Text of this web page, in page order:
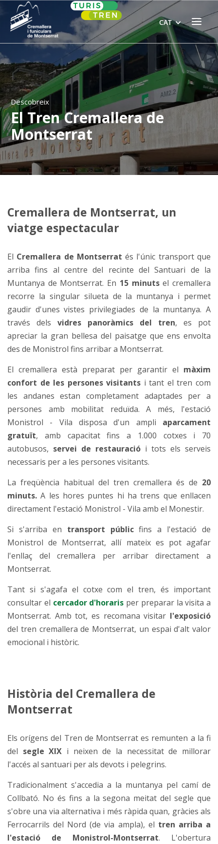
content
Home
Menu
CAT
Descobreix
El Tren Cremallera de
Montserrat
Cremallera de Montserrat, un
viatge espectacular
El Cremallera de Montserrat és l'únic transport que
arriba fins al centre del recinte del Santuari de la
Muntanya de Montserrat. En 15 minutsel cremallera
recorre la singular silueta de la muntanya i permet
gaudir d'unes vistes privilegiades de la muntanya. A
través dels vidres panoràmics del tren, es pot
apreciar la gran bellesa del paisatge que ens envolta
des de Monistrol fins arribar a Montserrat.
El cremallera està preparat per garantir el màxim
confort de les persones visitants i tant el tren com
les andanes estan completament adaptades per a
persones amb mobilitat reduïda. A més, l'estació
Monistrol - Vila disposa d'un ampli aparcament
gratuït, amb capacitat fins a 1.000 cotxes i 70
autobusos, servei de restauració i tots els serveis
necessaris per a les persones visitants.
La freqüència habitual del tren cremallera és de 20
minuts. A les hores puntes hi ha trens que enllacen
directament l'estació Monistrol - Vila amb el Monestir.
Si s'arriba en transport públicfins a l'estació de
Monistrol de Montserrat, allí mateix es pot agafar
l'enllaç del cremallera per arribar directament a
Montserrat.
Tant si s'agafa el cotxe com el tren, és important
consultar el cercador d'horaris per preparar la visita a
Montserrat. Amb tot, es recomana visitar l'exposició
del tren cremallera de Montserrat, un espai d'alt valor
emocional i històric.
Història del Cremallera de
Montserrat
Els orígens del Tren de Montserrat es remunten a la fi
del segle XIX i neixen de la necessitat de millorar
l'accés al santuari per als devots i pelegrins.
Tradicionalment s'accedia a la muntanya pel camí de
Collbató. No és fins a la segona meitat del segle que
s'obre una via alternativa i més ràpida quan, gràcies als
Ferrocarrils del Nord (de via ampla), el tren arriba a
l'estació de Monistrol-Montserrat. L'obertura